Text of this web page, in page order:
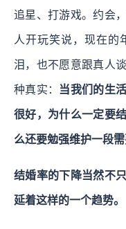
追星、打游戏。约会
人开玩笑说，现在的
泪，也不愿意跟真人
种真实： 当我们的生
很好，为什么一定要
么还要勉强维护一段
结婚率的下降当然不
延着这样的一个趋势。